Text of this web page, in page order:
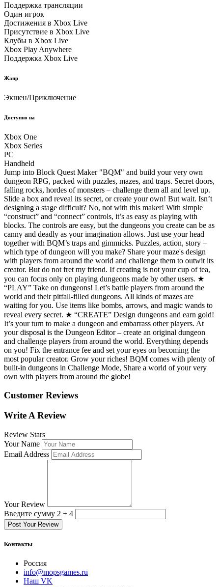
Поддержка трансляции
Один игрок
Достижения в Xbox Live
Присутствие в Xbox Live
Клубы в Xbox Live
Xbox Play Anywhere
Поддержка Xbox Live
Жанр
Экшен/Приключение
Доступно на
Xbox One
Xbox Series
PC
Handheld
Jump into Block Quest Maker "BQM" and build your very own
dungeon RPG, packed with puzzles, mazes, and traps. Secret doors,
falling rocks, hordes of monsters – challenge them all and level up.
Slide a box and reveal its secret, or create your own! But wait. Isn’t
designing a stage difficult? No, not with this maker! With simple
“construct” and “connect” controls, it’s as easy as playing with
blocks. The controls are easy, but the dungeons you create can be as
canny and deadly as your imagination allows. Just use your head
together with BQM’s traps and gimmicks. Puzzles, action, story –
which type of dungeon will you make? Share your maze's design
with players from around the world and challenge them to outwit its
creator. But do not fret my friend. If creating is not your cup of tea,
you can focus only on playing dungeons made by other users. ★
“PLAY” Take on dungeons! Let’s battle players from around the
world and their pitfall-filled dungeons. All kinds of mazes are
waiting for you. Use items like bombs, arrows, and magic wands to
reveal every secret. ★ “CREATE” Design dungeons and earn gold!
It’s your turn to make a dungeon and embarrass other players. At
your disposal is the Dungeon Editor – create an original dungeon
and challenge players from around the world. Everything depends
on you! Fix the entrance fee and set your eyes on becoming the
most popular creator. Grow your riches! BQM comes with plenty of
built-in dungeons in Challenge Mode, Share a world of your very
own with players from around the globe!
Customer Reviews
Write A Review
Review Stars
Your Name
Email Address
Your Review
Введите сумму 2 + 4
Post Your Review
Контакты
Россия
info@mopsgames.ru
Наш VK